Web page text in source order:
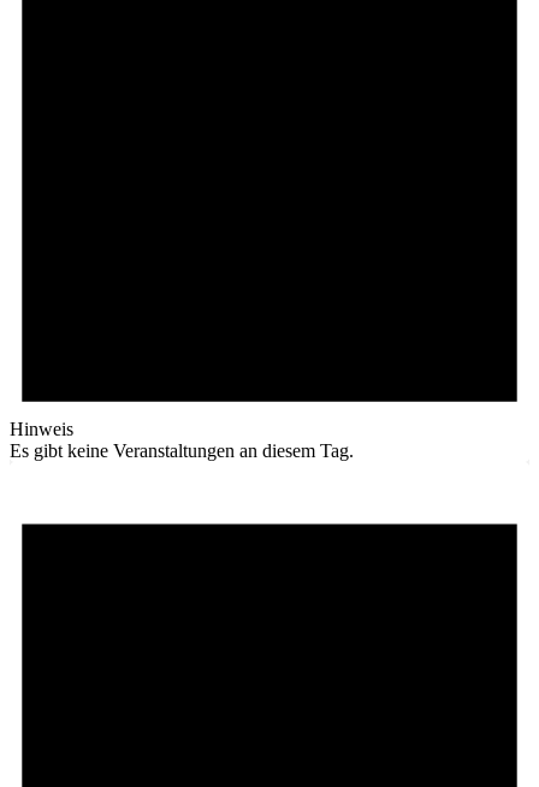
Hinweis
Es gibt keine Veranstaltungen an diesem Tag.